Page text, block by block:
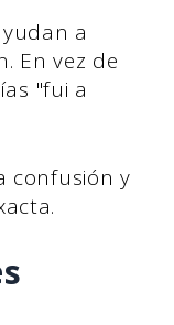
a
En vez de
"fui a
confusión y